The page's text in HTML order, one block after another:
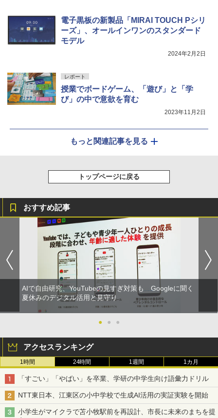
電子黒板の新製品「MIRAI TOUCH Pシリ
ーズ」、オールインワンのスタンダード
モデル
2024年2月2日
レポート
授業でボードゲーム、「遊び」と「学
び」の中で意欲を育む
2023年11月2日
もっと関連記事を見る
トップページに戻る
おすすめ記事
AIで自由研究、YouTubeの見すぎ対策も Googleに聞く
夏休みのデジタル活用と見守り
● ● ●
アクセスランキング
1時間 24時間 1週間 1カ月
「すごい」「やばい」を卒業、学研の中学生向け語彙力ドリル
NTT東日本、江東区の小中学校で生成AI活用の実証実験を開始
小学生がマイクラで苫小牧駅前を再設計、市長に未来のまちを提